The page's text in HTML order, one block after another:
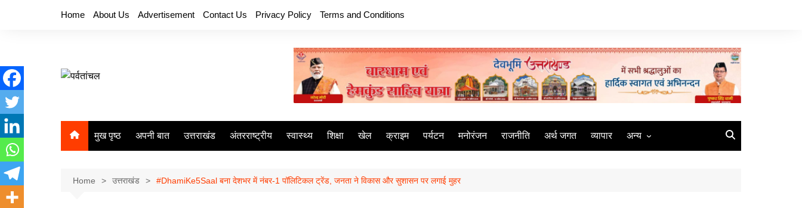
Home About Us Advertisement Contact Us Privacy Policy Terms and Conditions
मुख पृष्ठ अपनी बात उत्तराखंड अंतरराष्ट्रीय स्वास्थ्य शिक्षा खेल क्राइम पर्यटन मनोरंजन राजनीति अर्थ जगत व्यापार अन्य
Home उत्तराखंड #DhamiKe5Saal बना देशभर में नंबर-1 पॉलिटिकल ट्रेंड, जनता ने विकास और सुशासन पर लगाई मुहर